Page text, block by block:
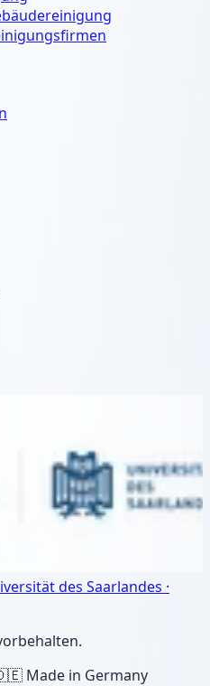
des Saarlandes ·
Made in Germany